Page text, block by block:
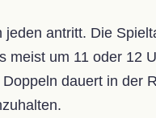
antritt. Die
um 11 oder 12
dauert in der